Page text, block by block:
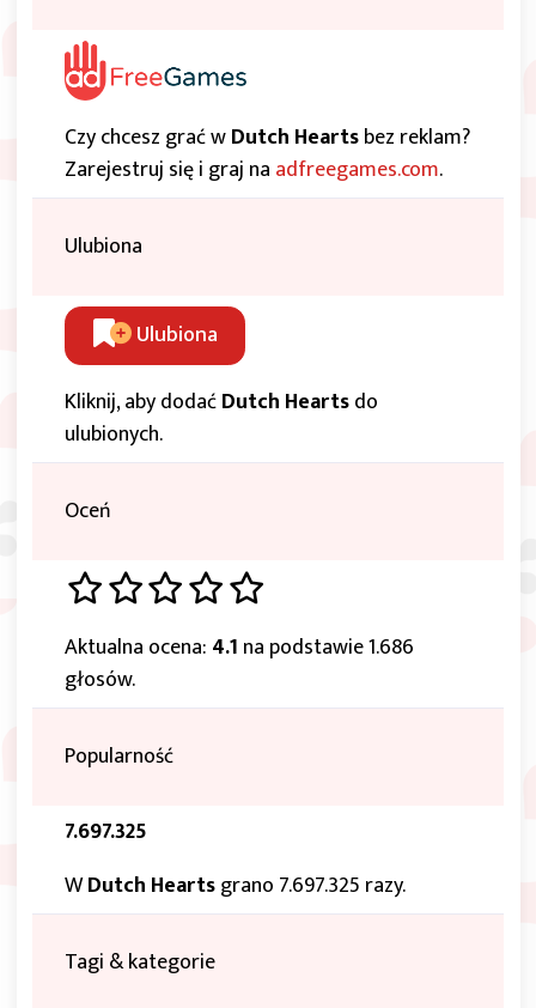
Czy chcesz grać wDutch Heartsbez reklam?
Zarejestruj się i graj na adfreegames.com.
Ulubiona
Ulubiona
Kliknij, aby dodaćDutch Heartsdo
ulubionych.
Oceń
Aktualna ocena: 4.1 na podstawie 1.686
głosów.
Popularność
7.697.325
WDutch Heartsgrano 7.697.325 razy.
Tagi & kategorie